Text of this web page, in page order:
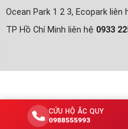
Ocean Park 1 2 3, Ecopark liên
TP Hồ Chí Minh liên hệ 0933
CỨU HỘ ẮC QUY
0988555993